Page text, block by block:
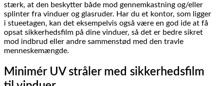
stærk, at den beskytter både mod gennemkastning og/eller
splinter fra vinduer og glasruder. Har du et kontor, som ligger
i stueetagen, kan det eksempelvis også være en god ide at få
opsat sikkerhedsfilm på dine vinduer, så det er bedre sikret
mod indbrud eller andre sammenstød med den travle
menneskemængde.
Minimér UV stråler med sikkerhedsfilm